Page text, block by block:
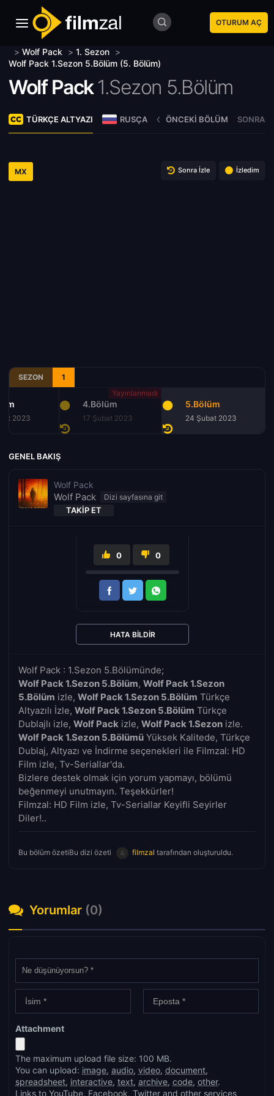
OTURUM AÇ
> Wolf Pack > 1. Sezon >
Wolf Pack 1.Sezon 5.Bölüm (5. Bölüm)
Wolf Pack 1.Sezon 5.Bölüm
TÜRKÇE ALTYAZI RUSÇA ÖNCEKI BÖLÜM
MX Sonra İzle İzledim
SEZON 1
2023
4.Bölüm
17 Şubat 2023
5.Bölüm
24 Şubat 2023
GENEL BAKIŞ
Wolf Pack
Wolf Pack
TAKIP ET
Wolf Pack : 1.Sezon 5.Bölümünde;
Wolf Pack 1.Sezon 5.Bölüm, Wolf Pack 1.Sezon
5.Bölüm izle, Wolf Pack 1.Sezon 5.Bölüm Türkçe
Altyazılı İzle, Wolf Pack 1.Sezon 5.Bölüm Türkçe
Dublajlı izle, Wolf Pack izle, Wolf Pack 1.Sezon izle.
Wolf Pack 1.Sezon 5.Bölümü Yüksek Kalitede, Türkçe
Dublaj, Altyazı ve İndirme seçenekleri ile Filmzal: HD
Film izle, Tv-Seriallar'da.
Bizlere destek olmak için yorum yapmayı, bölümü
beğenmeyi unutmayın. Teşekkürler!
Filmzal: HD Film izle, Tv-Seriallar Keyifli Seyirler
Diler!..
Bu bölüm özetiBu dizi özeti filmzal tarafından oluşturuldu.
0 0
HATA BILDIR
Yorumlar (0)
Attachment
The maximum upload file size: 100 MB.
You can upload: image, audio, video, document,
spreadsheet, interactive, text, archive, code, other.
Links to YouTube, Facebook, Twitter and other services